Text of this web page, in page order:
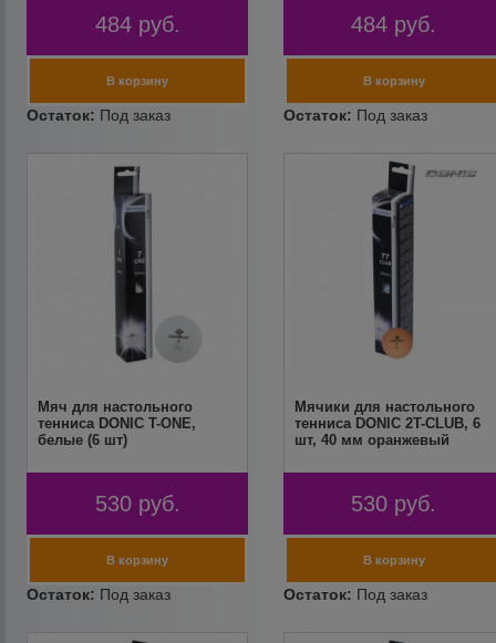
484 руб. 484 руб.
Мяч для настольного
тенниса DONIC T-ONE,
белые (6 шт)
530 руб.
Мячики для настольного
тенниса DONIC 2T-CLUB, 6
шт, 40 мм оранжевый
530 руб.